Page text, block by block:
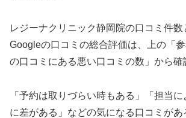
レジーナクリニック静岡院の口コミ件数
Googleの口コミの総合評価は、上の「
の口コミにある悪い口コミの数」から確
「予約は取りづらい時もある」「担当
に差がある」などの気になる口コミがあ